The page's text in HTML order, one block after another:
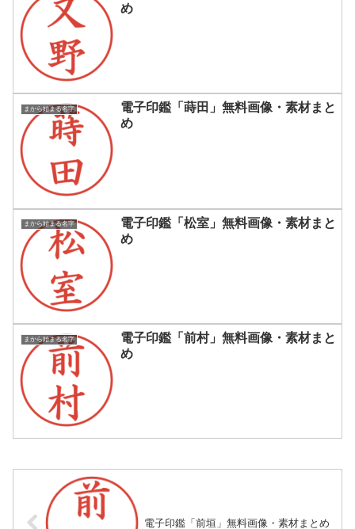
め
まから始まる名字
電子印鑑「蒔田」無料画像・素材まと
め
まから始まる名字
電子印鑑「松室」無料画像・素材まと
め
まから始まる名字
電子印鑑「前村」無料画像・素材まと
め
電子印鑑「前垣」無料画像・素材まとめ